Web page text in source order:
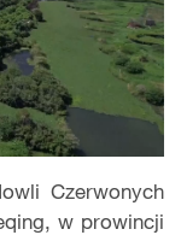
Czerwonych
w prowincji